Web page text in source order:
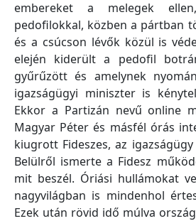
embereket a melegek
pedofilokkal, közben a pártban
és a csúcson lévők közül is
elején kiderült a pedofil
gyűrűzött és amelynek
igazságügyi miniszter is
Ekkor a Partizán nevű online
Magyar Péter és másfél órás
kiugrott Fideszes, az
Belülről ismerte a Fidesz
mit beszél. Óriási hullámokat
nagyvilágban is mindenhol
Ezek után rövid idő múlva